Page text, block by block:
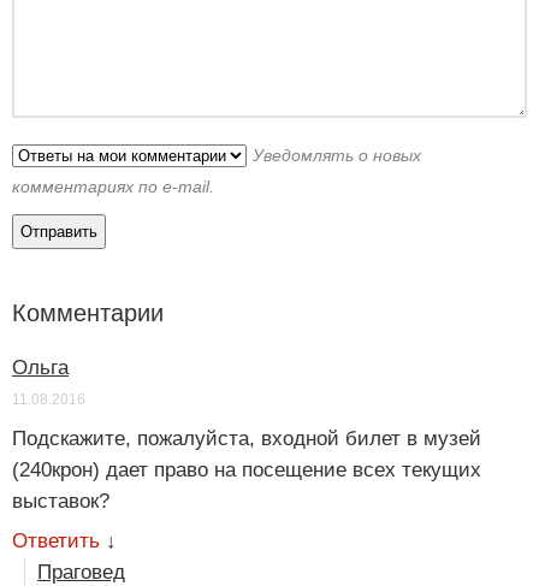
Уведомлять о новых
комментариях по e-mail.
Комментарии
Ольга
11.08.2016
Подскажите, пожалуйста, входной билет в музей
(240крон) дает право на посещение всех текущих
выставок?
Ответить ↓
Праговед